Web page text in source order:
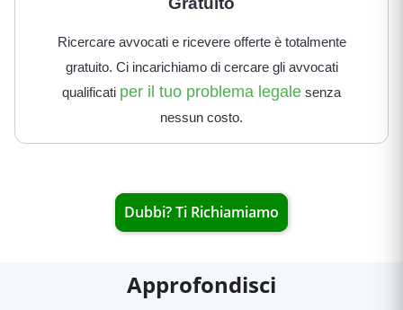
Ricercare avvocati e ricevere offerte è totalmente
gratuito. Ci incarichiamo di cercare gli avvocati
qualificati per il tuo problema legale senza
nessun costo.
Dubbi? Ti Richiamiamo
Approfondisci